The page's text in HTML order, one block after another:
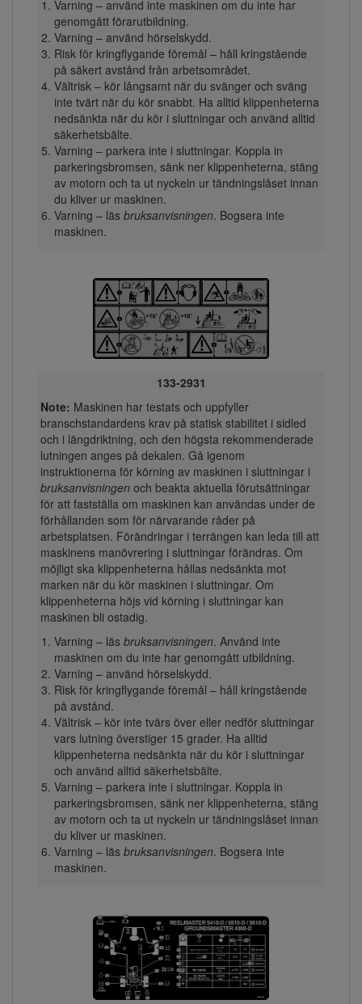
Varning – använd inte maskinen om du inte har
genomgått förarutbildning.
Varning – använd hörselskydd.
Risk för kringflygande föremål – håll kringstående
på säkert avstånd från arbetsområdet.
Vältrisk – kör långsamt när du svänger och sväng
inte tvärt när du kör snabbt. Ha alltid klippenheterna
nedsänkta när du kör i sluttningar och använd alltid
säkerhetsbälte.
Varning – parkera inte i sluttningar. Koppla in
parkeringsbromsen, sänk ner klippenheterna, stäng
av motorn och ta ut nyckeln ur tändningslåset innan
du kliver ur maskinen.
Varning – läs bruksanvisningen. Bogsera inte
maskinen.
133-2931
Note: Maskinen har testats och uppfyller
branschstandardens krav på statisk stabilitet i sidled
och i längdriktning, och den högsta rekommenderade
lutningen anges på dekalen. Gå igenom
instruktionerna för körning av maskinen i sluttningar i
bruksanvisningenoch beakta aktuella förutsättningar
för att fastställa om maskinen kan användas under de
förhållanden som för närvarande råder på
arbetsplatsen. Förändringar i terrängen kan leda till att
maskinens manövrering i sluttningar förändras. Om
möjligt ska klippenheterna hållas nedsänkta mot
marken när du kör maskinen i sluttningar. Om
klippenheterna höjs vid körning i sluttningar kan
maskinen bli ostadig.
Varning – läs bruksanvisningen. Använd inte
maskinen om du inte har genomgått utbildning.
Varning – använd hörselskydd.
Risk för kringflygande föremål – håll kringstående
på avstånd.
Vältrisk – kör inte tvärs över eller nedför sluttningar
vars lutning överstiger 15 grader. Ha alltid
klippenheterna nedsänkta när du kör i sluttningar
och använd alltid säkerhetsbälte.
Varning – parkera inte i sluttningar. Koppla in
parkeringsbromsen, sänk ner klippenheterna, stäng
av motorn och ta ut nyckeln ur tändningslåset innan
du kliver ur maskinen.
Varning – läs bruksanvisningen. Bogsera inte
maskinen.